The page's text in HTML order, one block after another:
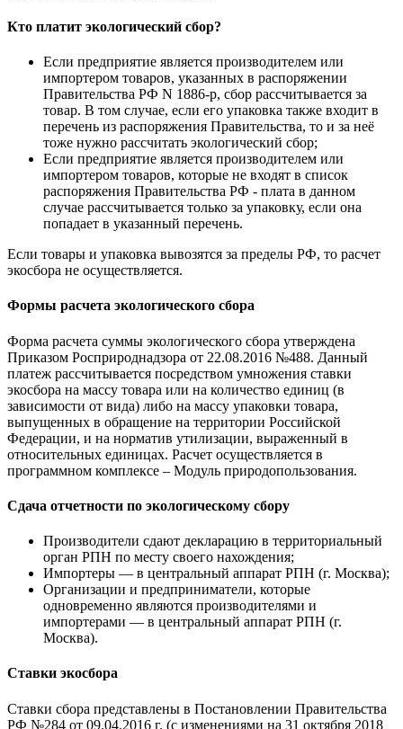
Кто платит экологический сбор?
Если предприятие является производителем или
импортером товаров, указанных в распоряжении
Правительства РФ N 1886-р, сбор рассчитывается за
товар. В том случае, если его упаковка также входит в
перечень из распоряжения Правительства, то и за неё
тоже нужно рассчитать экологический сбор;
Если предприятие является производителем или
импортером товаров, которые не входят в список
распоряжения Правительства РФ - плата в данном
случае рассчитывается только за упаковку, если она
попадает в указанный перечень.
Если товары и упаковка вывозятся за пределы РФ, то расчет
экосбора не осуществляется.
Формы расчета экологического сбора
Форма расчета суммы экологического сбора утверждена
Приказом Росприроднадзора от 22.08.2016 №488. Данный
платеж рассчитывается посредством умножения ставки
экосбора на массу товара или на количество единиц (в
зависимости от вида) либо на массу упаковки товара,
выпущенных в обращение на территории Российской
Федерации, и на норматив утилизации, выраженный в
относительных единицах. Расчет осуществляется в
программном комплексе – Модуль природопользования.
Сдача отчетности по экологическому сбору
Производители сдают декларацию в территориальный
орган РПН по месту своего нахождения;
Импортеры — в центральный аппарат РПН (г. Москва);
Организации и предприниматели, которые
одновременно являются производителями и
импортерами — в центральный аппарат РПН (г.
Москва).
Ставки экосбора
Ставки сбора представлены в Постановлении Правительства
РФ №284 от 09.04.2016 г. (с изменениями на 31 октября 2018